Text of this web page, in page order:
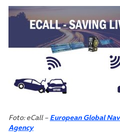
Foto: eCall – European Global
Agency(öffnet in neuem Tab)